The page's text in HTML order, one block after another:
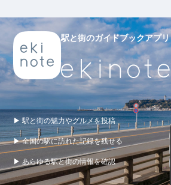
駅と街のガイドブックアプリ
▶ 駅と街の魅力やグルメを投稿
▶ 全国の駅に訪れた記録を残せる
▶ あらゆる駅と街の情報を確認